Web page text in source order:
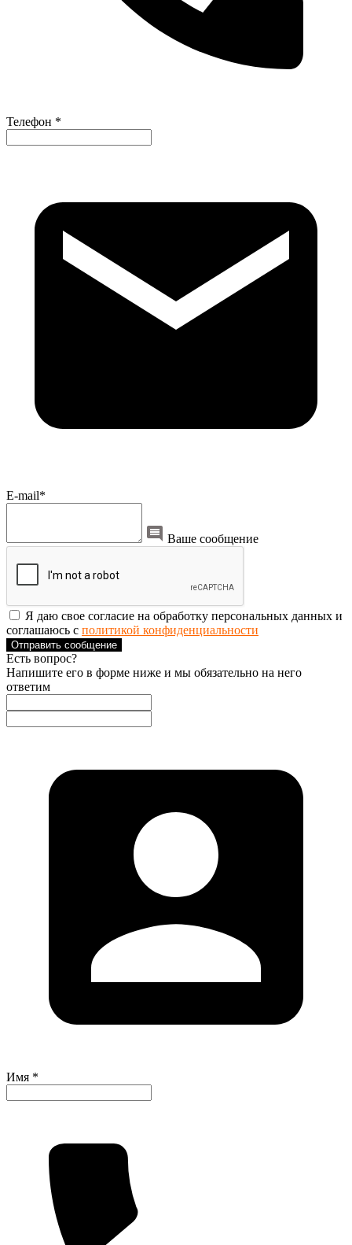
Телефон *
E-mail*
Ваше сообщение
Я даю свое согласие на обработку персональных данных и
соглашаюсь с политикой конфиденциальности
Отправить сообщение
Есть вопрос?
Напишите его в форме ниже и мы обязательно на него
ответим
Имя *